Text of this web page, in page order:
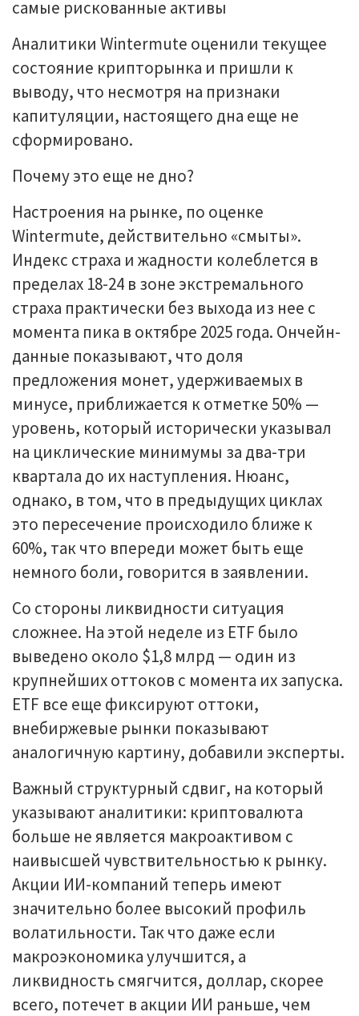
Аналитики Wintermute оценили текущее
состояние крипторынка и пришли к
выводу, что несмотря на признаки
капитуляции, настоящего дна еще не
сформировано.
Почему это еще не дно?
Настроения на рынке, по оценке
Wintermute, действительно «смыты».
Индекс страха и жадности колеблется в
пределах 18-24 в зоне экстремального
страха практически без выхода из нее с
момента пика в октябре 2025 года. Ончейн-
данные показывают, что доля
предложения монет, удерживаемых в
минусе, приближается к отметке 50% —
уровень, который исторически указывал
на циклические минимумы за два-три
квартала до их наступления. Нюанс,
однако, в том, что в предыдущих циклах
это пересечение происходило ближе к
60%, так что впереди может быть еще
немного боли, говорится в заявлении.
Со стороны ликвидности ситуация
сложнее. На этой неделе из ETF было
выведено около $1,8 млрд — один из
крупнейших оттоков с момента их запуска.
ETF все еще фиксируют оттоки,
внебиржевые рынки показывают
аналогичную картину, добавили эксперты.
Важный структурный сдвиг, на который
указывают аналитики: криптовалюта
больше не является макроактивом с
наивысшей чувствительностью к рынку.
Акции ИИ-компаний теперь имеют
значительно более высокий профиль
волатильности. Так что даже если
макроэкономика улучшится, а
ликвидность смягчится, доллар, скорее
всего, потечет в акции ИИ раньше, чем